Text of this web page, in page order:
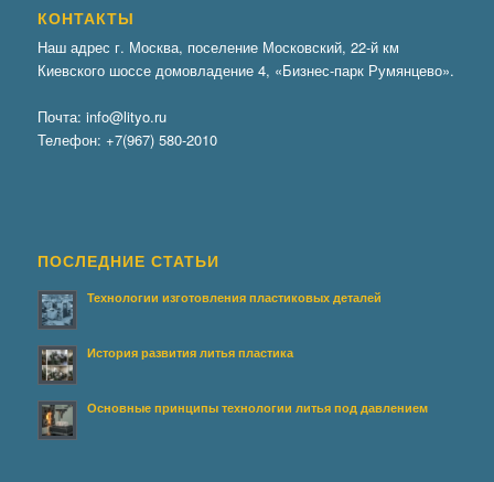
КОНТАКТЫ
Наш адрес г. Москва, поселение Московский, 22-й км
Киевского шоссе домовладение 4, «Бизнес-парк Румянцево».
Почта: info@lityo.ru
Телефон: +7(967) 580-2010
ПОСЛЕДНИЕ СТАТЬИ
Технологии изготовления пластиковых деталей
История развития литья пластика
Основные принципы технологии литья под давлением